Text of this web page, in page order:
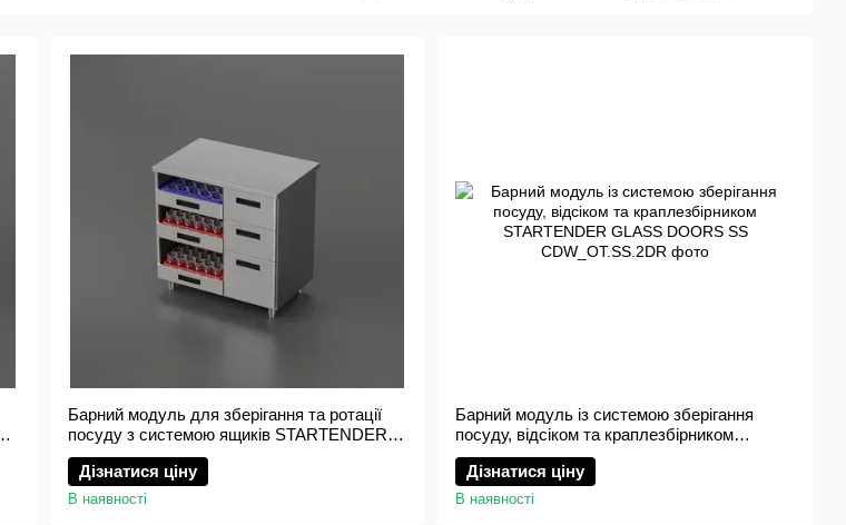
Барний модуль для зберігання та ротації
посуду з системою ящиків STARTENDER
GLASS DRAWERS
Дізнатися ціну
В наявності
Барний модуль із системою зберігання
посуду, відсіком та краплезбірником
STARTENDER GLASS DOORS SS
Дізнатися ціну
В наявності